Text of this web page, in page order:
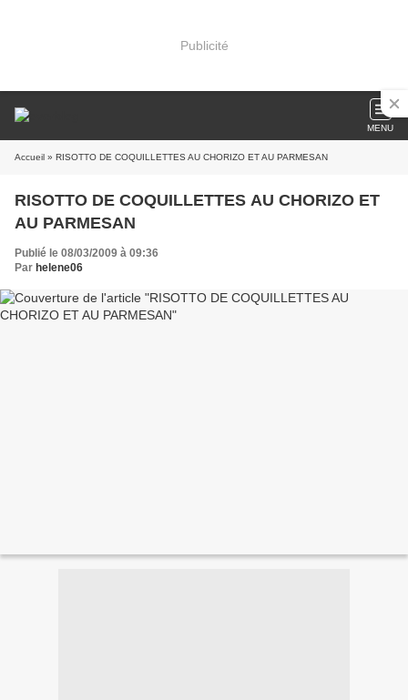
Publicité
MENU
Accueil » RISOTTO DE COQUILLETTES AU CHORIZO ET AU PARMESAN
RISOTTO DE COQUILLETTES AU CHORIZO ET
AU PARMESAN
Publié le 08/03/2009 à 09:36
Par helene06